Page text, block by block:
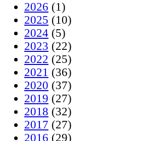
2026 (1)
2025 (10)
2024 (5)
2023 (22)
2022 (25)
2021 (36)
2020 (37)
2019 (27)
2018 (32)
2017 (27)
2016 (29)